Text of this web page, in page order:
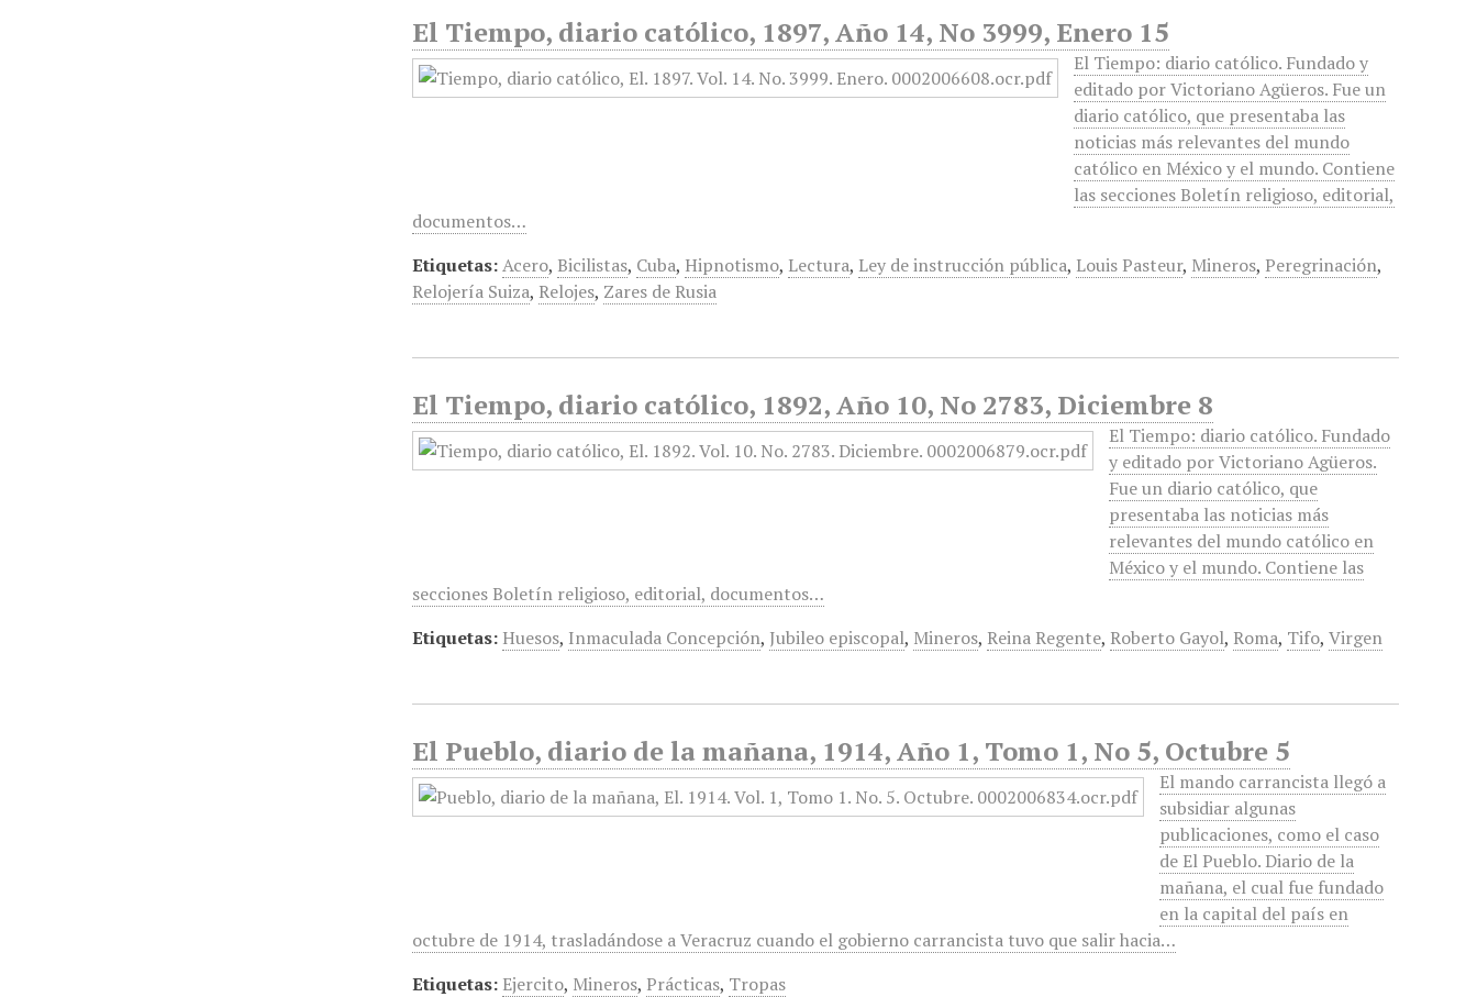
El Tiempo, diario católico, 1897, Año 14, No 3999, Enero 15
El Tiempo: diario católico. Fundado y
editado por Victoriano Agüeros. Fue un
diario católico, que presentaba las
noticias más relevantes del mundo
católico en México y el mundo. Contiene
las secciones Boletín religioso, editorial,
documentos…
Etiquetas:Acero, Bicilistas, Cuba, Hipnotismo, Lectura, Ley de instrucción pública, Louis Pasteur, Mineros, Peregrinación,
Relojería Suiza, Relojes, Zares de Rusia
El Tiempo, diario católico, 1892, Año 10, No 2783, Diciembre 8
El Tiempo: diario católico. Fundado
y editado por Victoriano Agüeros.
Fue un diario católico, que
presentaba las noticias más
relevantes del mundo católico en
México y el mundo. Contiene las
secciones Boletín religioso, editorial, documentos…
Etiquetas: Huesos, Inmaculada Concepción, Jubileo episcopal, Mineros, Reina Regente, Roberto Gayol, Roma, Tifo,Virgen
El Pueblo, diario de la mañana, 1914, Año 1, Tomo 1, No 5, Octubre 5
El mando carrancista llegó a
subsidiar algunas
publicaciones, como el caso
de El Pueblo. Diario de la
mañana, el cual fue fundado
en la capital del país en
octubre de 1914, trasladándose a Veracruz cuando el gobierno carrancista tuvo que salir hacia…
Etiquetas: Ejercito, Mineros, Prácticas, Tropas